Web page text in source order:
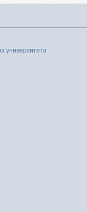
университета